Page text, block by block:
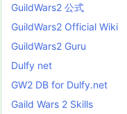
GuildWars2 公式
GuildWars2 Official Wiki
GuildWars2 Guru
Dulfy net
GW2 DB for Dulfy.net
Gaild Wars 2 Skills